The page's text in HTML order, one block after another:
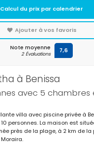
à Benissa
avec 5 chambres
villa avec piscine privée à
personnes. La maison est
près de la plage, à 2 km de
Calcul du prix par calendrier
Ajouter à vos favoris
Note moyenne
2 Évaluations 7,6